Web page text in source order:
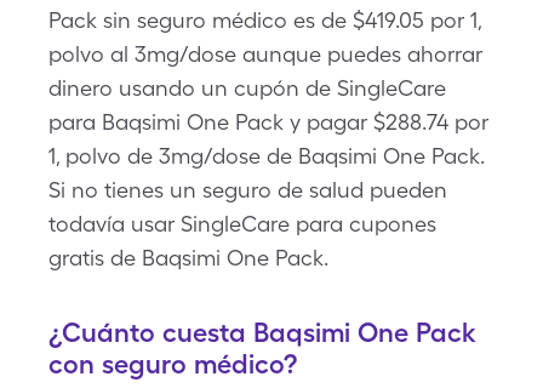
Pack sin seguro médico es de $419.05 por 1,
polvo al 3mg/dose aunque puedes ahorrar
dinero usando un cupón de SingleCare
para Baqsimi One Pack y pagar $288.74 por
1, polvo de 3mg/dose de Baqsimi One Pack.
Si no tienes un seguro de salud pueden
todavía usar SingleCare para cupones
gratis de Baqsimi One Pack.
¿Cuánto cuesta Baqsimi One Pack
con seguro médico?